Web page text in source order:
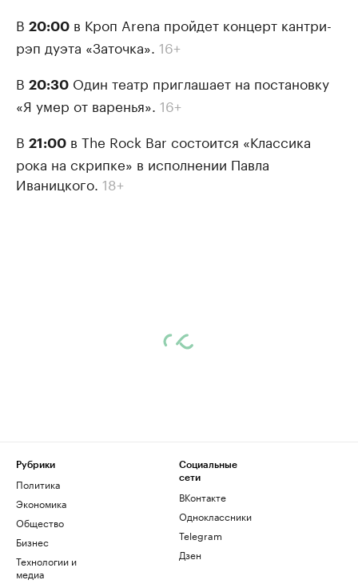
В 20:00 в Кроп Arena пройдет концерт кантри-
рэп дуэта «Заточка». 16+
В 20:30 Один театр приглашает на постановку
«Я умер от варенья». 16+
В 21:00 в The Rock Bar состоится «Классика
рока на скрипке» в исполнении Павла
Иваницкого. 18+
Рубрики
Политика
Экономика
Общество
Бизнес
Технологии и
медиа
Социальные
сети
ВКонтакте
Одноклассники
Telegram
Дзен